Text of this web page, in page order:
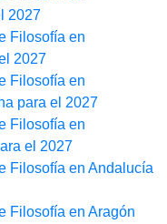
2027
Filosofía en
2027
Filosofía en
para el 2027
Filosofía en
el 2027
Filosofía en Andalucía
Filosofía en Aragón